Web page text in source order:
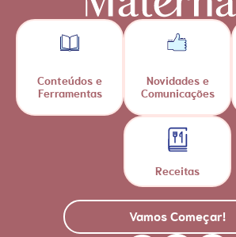
Conteúdos e
Ferramentas
Novidades e
Comunicações
Receitas
Vamos Começar!